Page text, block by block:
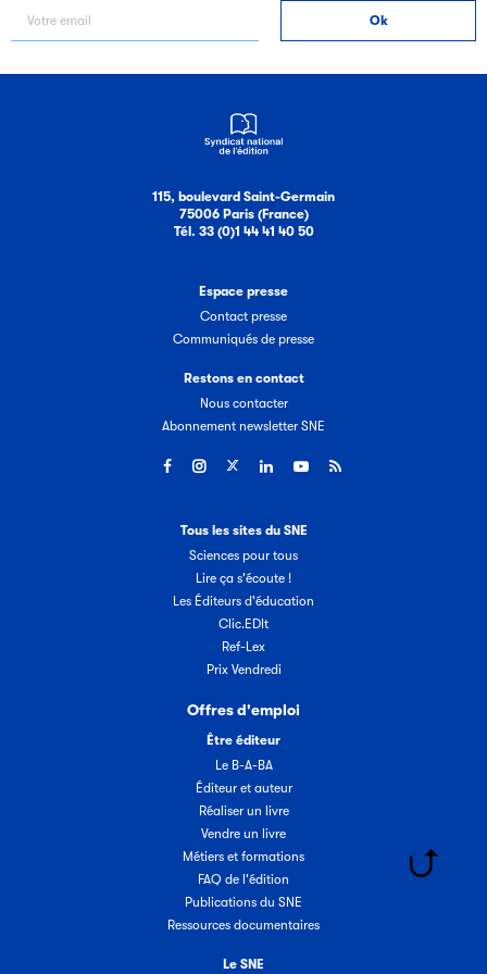
115, boulevard Saint-Germain
75006 Paris (France)
Tél. 33 (0)1 44 41 40 50
Espace presse
Contact presse
Communiqués de presse
Restons en contact
Nous contacter
Abonnement newsletter SNE
Tous les sites du SNE
Sciences pour tous
Lire ça s'écoute !
Les Éditeurs d'éducation
Clic.EDIt
Ref-Lex
Prix Vendredi
Offres d'emploi
Être éditeur
Le B-A-BA
Éditeur et auteur
Réaliser un livre
Vendre un livre
Métiers et formations
FAQ de l'édition
Publications du SNE
Ressources documentaires
Le SNE